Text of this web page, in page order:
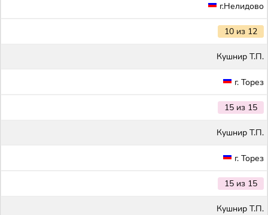
г.Нелидово
10 из 12
Кушнир Т.П.
г. Торез
15 из 15
Кушнир Т.П.
г. Торез
15 из 15
Кушнир Т.П.